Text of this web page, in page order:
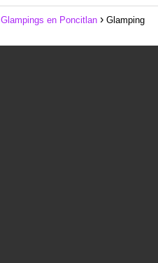
Glampings en Poncitlan
Glamping